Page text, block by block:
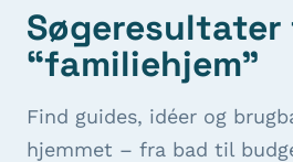
Søgeresultater
“familiehjem”
Find guides, idéer og
hjemmet – fra bad til